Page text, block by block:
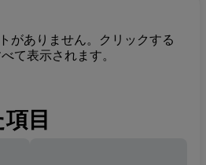
がありません。クリックする
て表示されます。
目